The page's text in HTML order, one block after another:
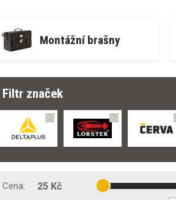
Montážní brašny
Filtr značek
Cena: 25 Kč